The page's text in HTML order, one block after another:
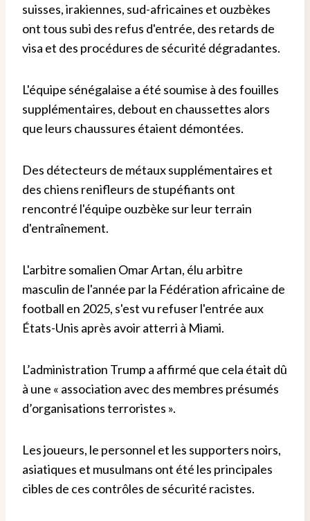
suisses, irakiennes, sud-africaines et ouzbèkes
ont tous subi des refus d'entrée, des retards de
visa et des procédures de sécurité dégradantes.
L'équipe sénégalaise a été soumise à des fouilles
supplémentaires, debout en chaussettes alors
que leurs chaussures étaient démontées.
Des détecteurs de métaux supplémentaires et
des chiens renifleurs de stupéfiants ont
rencontré l'équipe ouzbèke sur leur terrain
d'entraînement.
L'arbitre somalien Omar Artan, élu arbitre
masculin de l'année par la Fédération africaine de
football en 2025, s'est vu refuser l'entrée aux
États-Unis après avoir atterri à Miami.
L’administration Trump a affirmé que cela était dû
à une « association avec des membres présumés
d’organisations terroristes ».
Les joueurs, le personnel et les supporters noirs,
asiatiques et musulmans ont été les principales
cibles de ces contrôles de sécurité racistes.